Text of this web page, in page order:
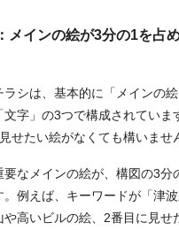
メインの絵が3分の1を占
ラシは、基本的に「メインの
文字」の3つで構成されていま
せたい絵がなくても構いませ
要なメインの絵が、構図の3分
。例えば、キーワードが「津
や高いビルの絵、2番目に見せ